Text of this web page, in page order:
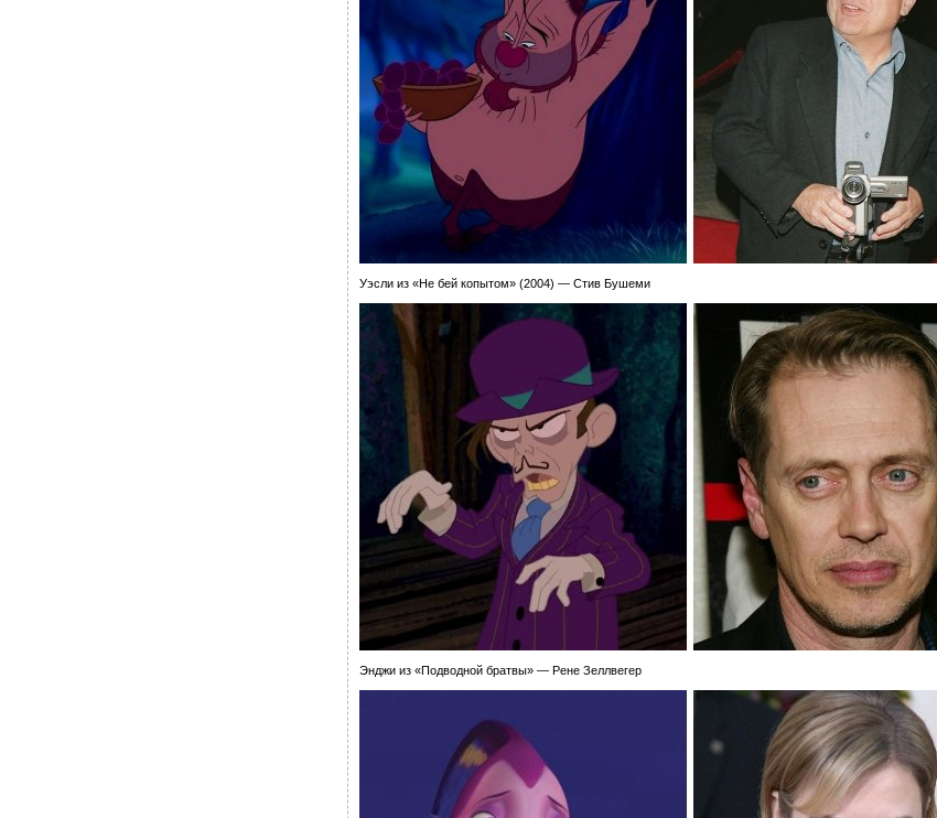
Уэсли из «Не бей копытом» (2004) — Стив Бушеми
Энджи из «Подводной братвы» — Рене Зеллвегер